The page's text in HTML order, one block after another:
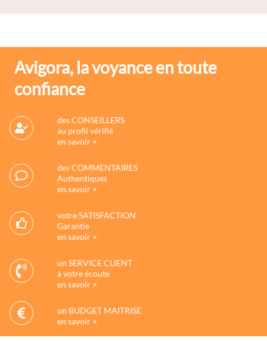
Avigora, la voyance en toute
confiance
des CONSEILLERS
au profil vérifié
en savoir +
des COMMENTAIRES
Authentiques
en savoir +
votre SATISFACTION
Garantie
en savoir +
un SERVICE CLIENT
à votre écoute
en savoir +
un BUDGET MAITRISE
en savoir +